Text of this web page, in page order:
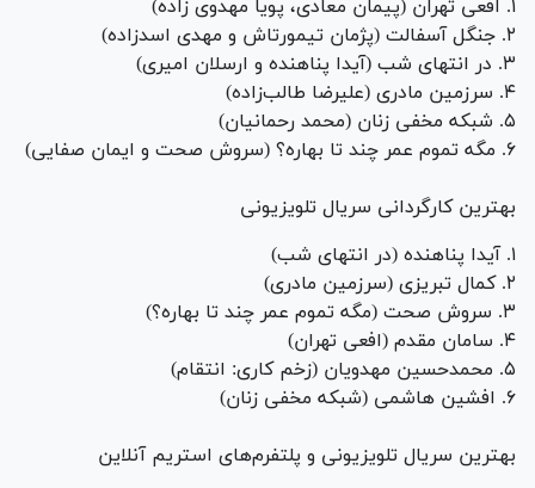
۱. افعی تهران (پیمان معادی، پویا مهدوی زاده)
۲. جنگل آسفالت (پژمان تیمورتاش و مهدی اسدزاده)
۳. در انتهای شب (آیدا پناهنده و ارسلان امیری)
۴. سرزمین مادری (علیرضا طالب‌زاده)
۵. شبکه مخفی زنان (محمد رحمانیان)
۶. مگه تموم عمر چند تا بهاره؟ (سروش صحت و ایمان صفایی)
بهترین کارگردانی سریال تلویزیونی
۱. آیدا پناهنده (در انتهای شب)
۲. کمال تبریزی (سرزمین مادری)
۳. سروش صحت (مگه تموم عمر چند تا بهاره؟)
۴. سامان مقدم (افعی تهران)
۵. محمدحسین مهدویان (زخم کاری: انتقام)
۶. افشین هاشمی (شبکه مخفی زنان)
بهترین سریال تلویزیونی و پلتفرم‌های استریم آنلاین